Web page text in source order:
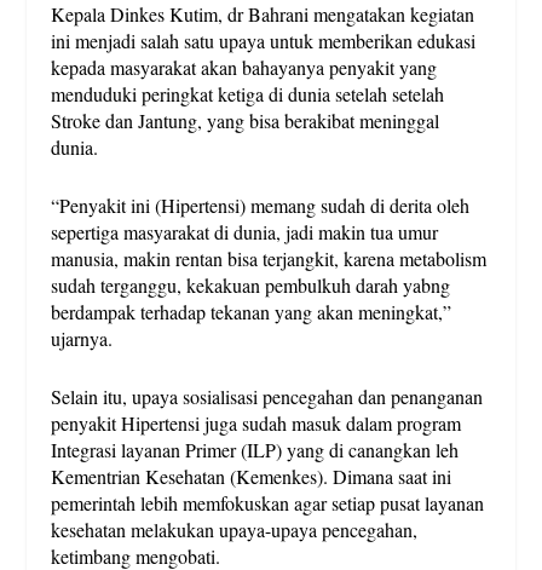
Kepala Dinkes Kutim, dr Bahrani mengatakan kegiatan
ini menjadi salah satu upaya untuk memberikan edukasi
kepada masyarakat akan bahayanya penyakit yang
menduduki peringkat ketiga di dunia setelah setelah
Stroke dan Jantung, yang bisa berakibat meninggal
dunia.
“Penyakit ini (Hipertensi) memang sudah di derita oleh
sepertiga masyarakat di dunia, jadi makin tua umur
manusia, makin rentan bisa terjangkit, karena metabolism
sudah terganggu, kekakuan pembulkuh darah yabng
berdampak terhadap tekanan yang akan meningkat,”
ujarnya.
Selain itu, upaya sosialisasi pencegahan dan penanganan
penyakit Hipertensi juga sudah masuk dalam program
Integrasi layanan Primer (ILP) yang di canangkan leh
Kementrian Kesehatan (Kemenkes). Dimana saat ini
pemerintah lebih memfokuskan agar setiap pusat layanan
kesehatan melakukan upaya-upaya pencegahan,
ketimbang mengobati.